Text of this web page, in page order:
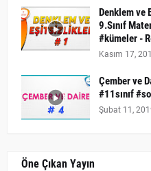
Denklem ve
9.Sınıf
#kümeler -
Kasım 17,
Çember ve
#11sınıf
Şubat 11,
Öne Çıkan Yayın